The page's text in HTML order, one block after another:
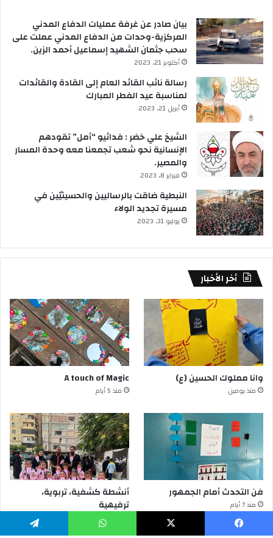
بيان صادر عن غرفة عمليات الدفاع المدني
المركزية-وحدات من الدفاع المدني عملت على
سحب جثمان الشهيد إسماعيل أحمد الزين.
أكتوبر 21, 2023
رسالة نائب القائد العام إلى القادة والقائدات
لمناسبة عيد الفطر المبارك
أبريل 21, 2023
الشيخ علي خضر : فدائيو “أمل” تقودهم
الإنسانية نحو شعب تجمعنا معه وحدة المسار
والمصير.
فبراير 8, 2023
النبطية ضاقت بالرساليين والحسينيّين في
مسيرة تجديد الولاء
يوليو 31, 2023
أخر الأخبار
وانا مملوك الحسين (ع)
منذ يومين
A touch of Magic
منذ 5 أيام
فن التحدث أمام الجمهور
منذ 7 أيام
أنشطة كشفية، تربوية،
ترفيهية
فيسبوك ‫X واتساب تيلقرام